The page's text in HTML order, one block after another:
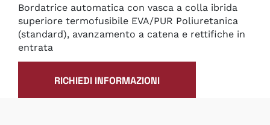
Bordatrice automatica con vasca a colla ibrida
superiore termofusibile EVA/PUR Poliuretanica
(standard), avanzamento a catena e rettifiche in
entrata
RICHIEDI INFORMAZIONI